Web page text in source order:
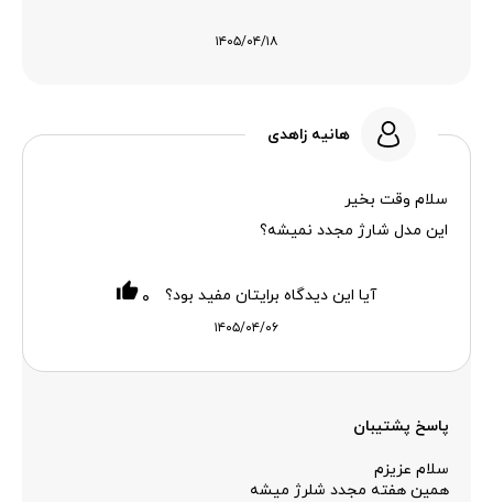
۱۴۰۵/۰۴/۱۸
هانیه زاهدی
سلام وقت بخیر
این مدل شارژ مجدد نمیشه؟
۱۴۰۵/۰۴/۰۶
آیا این دیدگاه برایتان مفید بود؟ ۰
پاسخ پشتیبان
سلام عزیزم
همین هفته مجدد شلرژ میشه